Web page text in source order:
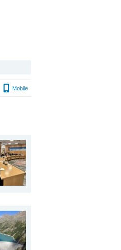
Mobile